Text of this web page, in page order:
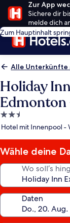
Zur App
Sichere dir
melde dich
Zum Hauptinhalt
Alle Unterkünfte
Holiday
Edmonton
2.5-
Sterne-
Hotel mit Innenpool -
Wähle deine
Wo soll’s
Daten